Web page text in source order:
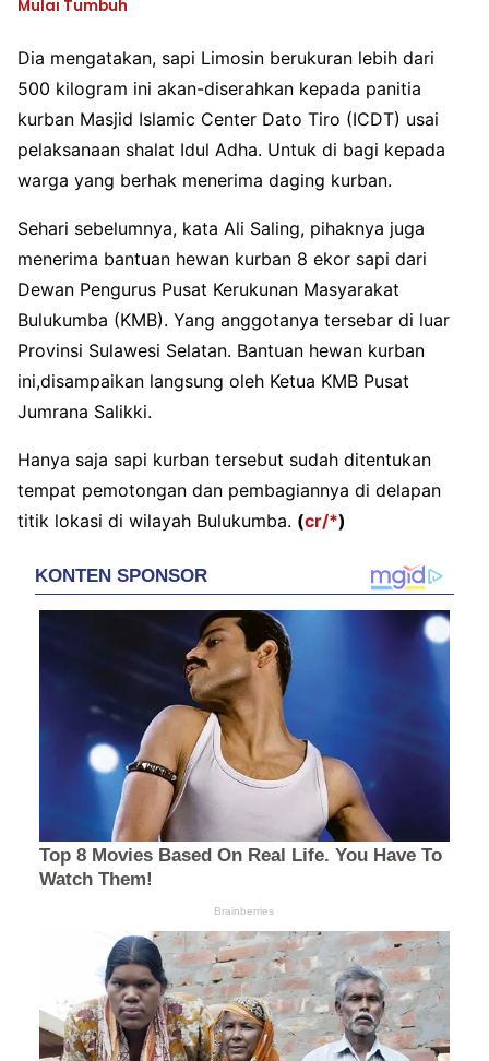
Mulai Tumbuh
Dia mengatakan, sapi Limosin berukuran lebih dari
500 kilogram ini akan-diserahkan kepada panitia
kurban Masjid Islamic Center Dato Tiro (ICDT) usai
pelaksanaan shalat Idul Adha. Untuk di bagi kepada
warga yang berhak menerima daging kurban.
Sehari sebelumnya, kata Ali Saling, pihaknya juga
menerima bantuan hewan kurban 8 ekor sapi dari
Dewan Pengurus Pusat Kerukunan Masyarakat
Bulukumba (KMB). Yang anggotanya tersebar di luar
Provinsi Sulawesi Selatan. Bantuan hewan kurban
ini,disampaikan langsung oleh Ketua KMB Pusat
Jumrana Salikki.
Hanya saja sapi kurban tersebut sudah ditentukan
tempat pemotongan dan pembagiannya di delapan
titik lokasi di wilayah Bulukumba. (cr/*)